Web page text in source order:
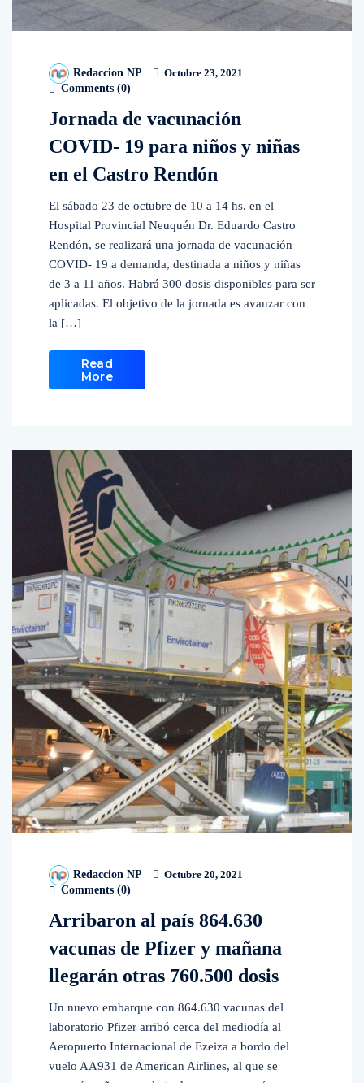
Redaccion NP
Octubre 23, 2021
Comments (0)
Jornada de vacunación
COVID- 19 para niños y niñas
en el Castro Rendón
El sábado 23 de octubre de 10 a 14 hs. en el
Hospital Provincial Neuquén Dr. Eduardo Castro
Rendón, se realizará una jornada de vacunación
COVID- 19 a demanda, destinada a niños y niñas
de 3 a 11 años. Habrá 300 dosis disponibles para ser
aplicadas. El objetivo de la jornada es avanzar con
la […]
Read
More
Redaccion NP
Octubre 20, 2021
Comments (0)
Arribaron al país 864.630
vacunas de Pfizer y mañana
llegarán otras 760.500 dosis
Un nuevo embarque con 864.630 vacunas del
laboratorio Pfizer arribó cerca del mediodía al
Aeropuerto Internacional de Ezeiza a bordo del
vuelo AA931 de American Airlines, al que se